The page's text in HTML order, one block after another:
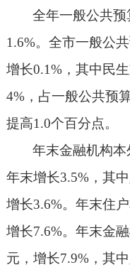
全年一般公共预
1.6%。全市一般公
增长0.1%，其中民
4%，占一般公共预
提高1.0个百分点。
年末金融机构
年末增长3.5%，其
增长3.6%。年末住
增长7.6%。年末金
元，增长7.9%，其